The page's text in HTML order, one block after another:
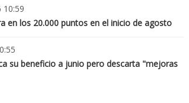
en los 20.000 puntos en el inicio de agosto
su beneficio a junio pero descarta "mejoras